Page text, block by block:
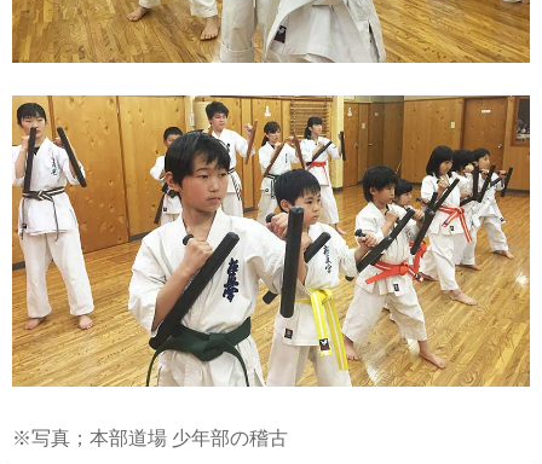
※写真；本部道場 少年部の稽古